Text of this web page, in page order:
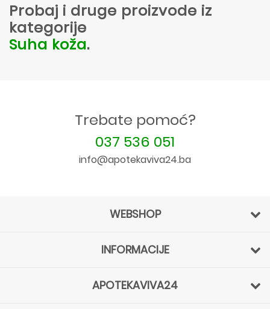
Probaj i druge proizvode iz
kategorije
Suha koža.
Trebate pomoć?
037 536 051
info@apotekaviva24.ba
WEBSHOP
INFORMACIJE
APOTEKAVIVA24